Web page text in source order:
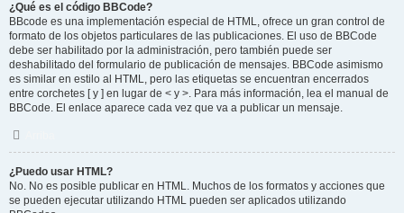
¿Qué es el código BBCode?
BBcode es una implementación especial de HTML, ofrece un gran control de
formato de los objetos particulares de las publicaciones. El uso de BBCode
debe ser habilitado por la administración, pero también puede ser
deshabilitado del formulario de publicación de mensajes. BBCode asimismo
es similar en estilo al HTML, pero las etiquetas se encuentran encerrados
entre corchetes [ y ] en lugar de < y >. Para más información, lea el manual de
BBCode. El enlace aparece cada vez que va a publicar un mensaje.
¿Puedo usar HTML?
No. No es posible publicar en HTML. Muchos de los formatos y acciones que
se pueden ejecutar utilizando HTML pueden ser aplicados utilizando